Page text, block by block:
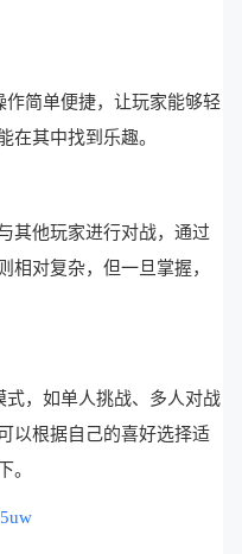
简单便捷，让玩家能够轻
在其中找到乐趣。
其他玩家进行对战，通过
相对复杂，但一旦掌握，
，如单人挑战、多人对战
以根据自己的喜好选择适
。